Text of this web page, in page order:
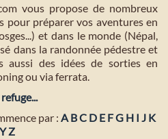
vous propose de nombreux
pour préparer vos aventures en
et dans le monde (Népal,
dans la randonnée pédestre et
aussi des idées de sorties en
ou via ferrata.
par : A BC D E FG H I J K
YZ